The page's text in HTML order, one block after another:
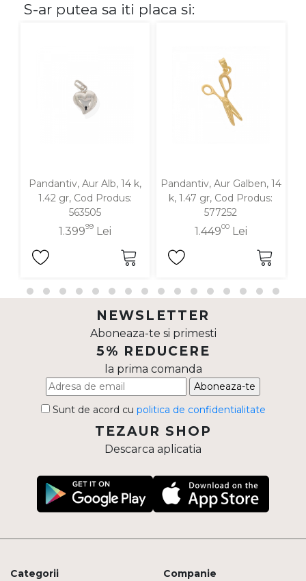
S-ar putea sa iti placa si:
Pandantiv, Aur Alb, 14 k,
1.42 gr, Cod Produs:
563505
1.39999Lei
Pandantiv, Aur Galben, 14
k, 1.47 gr, Cod Produs:
577252
1.44900Lei
NEWSLETTER
Aboneaza-te si primesti
5% REDUCERE
la prima comanda
Aboneaza-te
Sunt de acord cu politica de confidentialitate
TEZAUR SHOP
Descarca aplicatia
Categorii Companie